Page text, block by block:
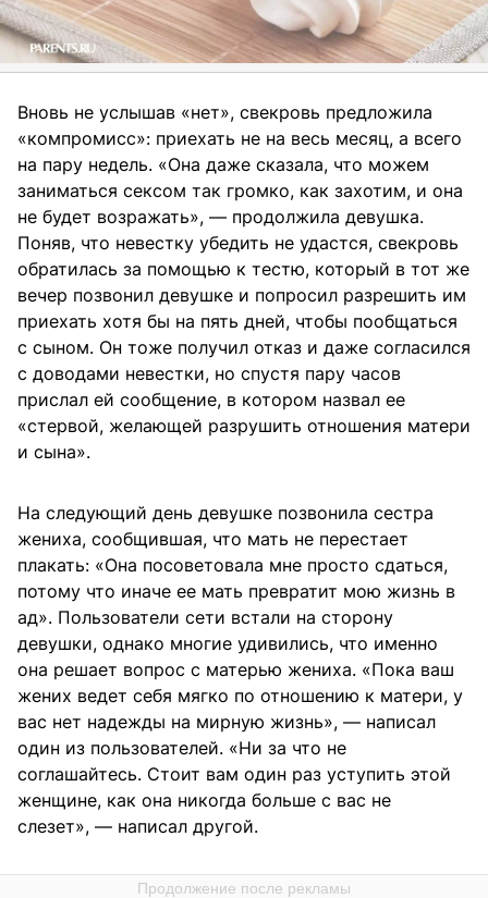
Вновь не услышав «нет», свекровь предложила
«компромисс»: приехать не на весь месяц, а всего
на пару недель. «Она даже сказала, что можем
заниматься сексом так громко, как захотим, и она
не будет возражать», — продолжила девушка.
Поняв, что невестку убедить не удастся, свекровь
обратилась за помощью к тестю, который в тот же
вечер позвонил девушке и попросил разрешить им
приехать хотя бы на пять дней, чтобы пообщаться
с сыном. Он тоже получил отказ и даже согласился
с доводами невестки, но спустя пару часов
прислал ей сообщение, в котором назвал ее
«стервой, желающей разрушить отношения матери
и сына».
На следующий день девушке позвонила сестра
жениха, сообщившая, что мать не перестает
плакать: «Она посоветовала мне просто сдаться,
потому что иначе ее мать превратит мою жизнь в
ад». Пользователи сети встали на сторону
девушки, однако многие удивились, что именно
она решает вопрос с матерью жениха. «Пока ваш
жених ведет себя мягко по отношению к матери, у
вас нет надежды на мирную жизнь», — написал
один из пользователей. «Ни за что не
соглашайтесь. Стоит вам один раз уступить этой
женщине, как она никогда больше с вас не
слезет», — написал другой.